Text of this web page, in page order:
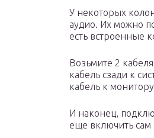
У некоторых
аудио. Их можно
есть встроенные
Возьмите 2
кабель сзади к
кабель к
И наконец,
еще включить сам